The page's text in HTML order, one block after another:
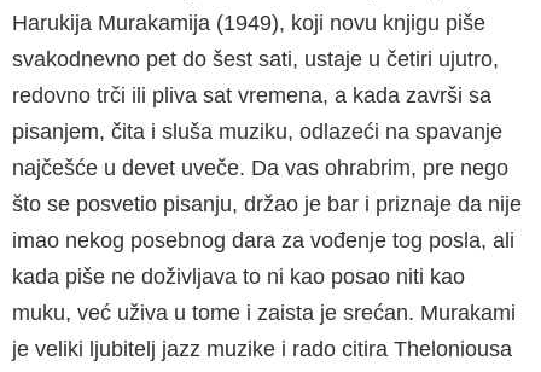
Harukija Murakamija (1949), koji novu knjigu piše
svakodnevno pet do šest sati, ustaje u četiri ujutro,
redovno trči ili pliva sat vremena, a kada završi sa
pisanjem, čita i sluša muziku, odlazeći na spavanje
najčešće u devet uveče. Da vas ohrabrim, pre nego
što se posvetio pisanju, držao je bar i priznaje da nije
imao nekog posebnog dara za vođenje tog posla, ali
kada piše ne doživljava to ni kao posao niti kao
muku, već uživa u tome i zaista je srećan. Murakami
je veliki ljubitelj jazz muzike i rado citira Theloniousa